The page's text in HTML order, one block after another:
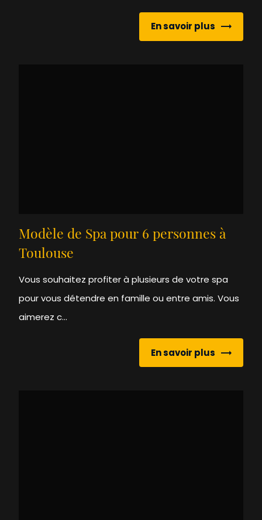
En savoir plus
Modèle de Spa pour 6 personnes à
Toulouse
Vous souhaitez profiter à plusieurs de votre spa
pour vous détendre en famille ou entre amis. Vous
aimerez c...
En savoir plus